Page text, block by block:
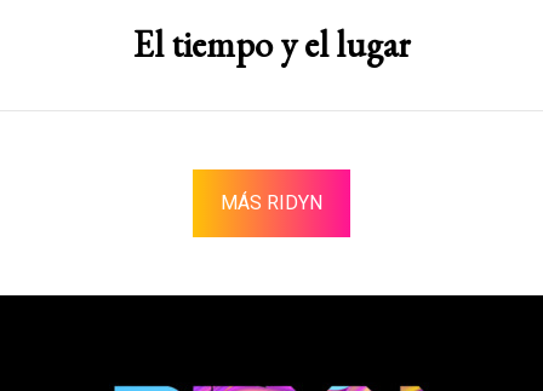
El tiempo y el lugar
MÁS RIDYN